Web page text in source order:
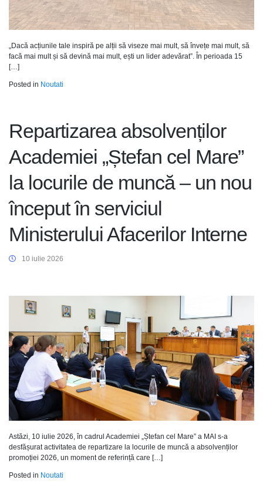
„Dacă acțiunile tale inspiră pe alții să viseze mai mult, să învețe mai mult, să
facă mai mult și să devină mai mult, ești un lider adevărat”. În perioada 15
[…]
Posted in Noutati
Repartizarea absolvenților
Academiei „Ștefan cel Mare”
la locurile de muncă – un nou
început în serviciul
Ministerului Afacerilor Interne
10 iulie 2026
Astăzi, 10 iulie 2026, în cadrul Academiei „Ștefan cel Mare” a MAI s-a
desfășurat activitatea de repartizare la locurile de muncă a absolvenților
promoției 2026, un moment de referință care […]
Posted in Noutati